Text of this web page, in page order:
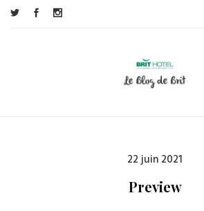
Skip
Posted
on
22 juin 2021
Preview